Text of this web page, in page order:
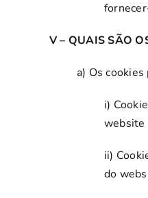
V – QUAIS SÃO
a) Os
i)
website
ii)
do